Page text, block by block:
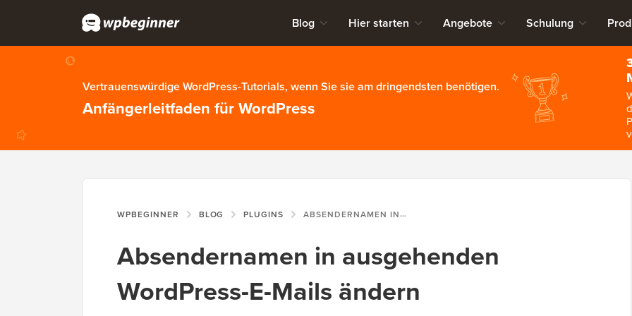
Blog Hier starten Angebote Schulung
Vertrauenswürdige WordPress-Tutorials, wenn Sie sie am dringendsten benötigen.
Anfängerleitfaden für WordPress
WPBEGINNER BLOG PLUGINS ABSENDERNAMEN IN AUSGEHENDEN WORDPRESS-E-MAILS ÄNDERN
Absendernamen in ausgehenden
WordPress-E-Mails ändern